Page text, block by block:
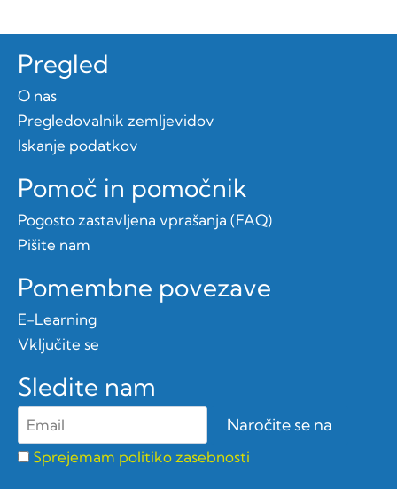
Pregled
O nas
Pregledovalnik zemljevidov
Iskanje podatkov
Pomoč in pomočnik
Pogosto zastavljena vprašanja (FAQ)
Pišite nam
Pomembne povezave
E-Learning
Vključite se
Sledite nam
Sprejemam politiko zasebnosti